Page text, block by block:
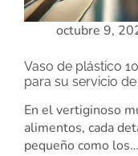
octubre 9,
Vaso de plástico
para su servicio
En el vertiginoso
alimentos, cada
pequeño como los…